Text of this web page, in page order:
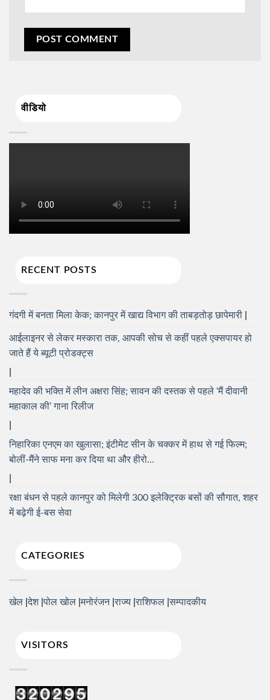
वीडियो
RECENT POSTS
गंदगी में बनता मिला केक; कानपुर में खाद्य विभाग की ताबड़तोड़ छापेमारी
आईलाइनर से लेकर मस्कारा तक, आपकी सोच से कहीं पहले एक्सपायर हो
जाते हैं ये ब्यूटी प्रोडक्ट्स
महादेव की भक्ति में लीन अक्षरा सिंह; सावन की दस्तक से पहले ‘मैं दीवानी
महाकाल की’ गाना रिलीज
निहारिका एनएम का खुलासा; इंटीमेट सीन के चक्कर में हाथ से गई फिल्म;
बोलीं-मैंने साफ मना कर दिया था और हीरो…
रक्षा बंधन से पहले कानपुर को मिलेगी 300 इलेक्ट्रिक बसों की सौगात, शहर
में बढ़ेगी ई-बस सेवा
CATEGORIES
खेल देश पोल खोल मनोरंजन राज्य राशिफल सम्पादकीय
VISITORS